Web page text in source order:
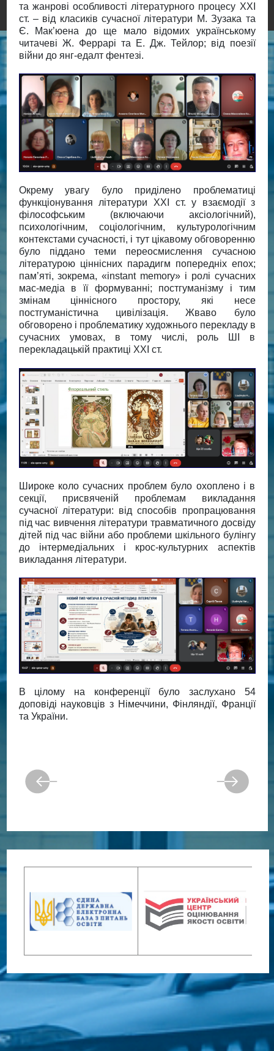
та жанрові особливості літературного процесу ХХІ
ст. – від класиків сучасної літератури М. Зузака та
Є. Мак’юена до ще мало відомих українському
читачеві Ж. Феррарі та Е. Дж. Тейлор; від поезії
війни до янг-едалт фентезі.
Окрему увагу було приділено проблематиці
функціонування літератури ХХІ ст. у взаємодії з
філософським (включаючи аксіологічний),
психологічним, соціологічним, культурологічним
контекстами сучасності, і тут цікавому обговоренню
було піддано теми переосмислення сучасною
літературою ціннісних парадигм попередніх епох;
пам’яті, зокрема, «instant memory» і ролі сучасних
мас-медіа в її формуванні; постгуманізму і тим
змінам ціннісного простору, які несе
постгуманістична цивілізація. Жваво було
обговорено і проблематику художнього перекладу в
сучасних умовах, в тому числі, роль ШІ в
перекладацькій практиці ХХІ ст.
Широке коло сучасних проблем було охоплено і в
секції, присвяченій проблемам викладання
сучасної літератури: від способів пропрацювання
під час вивчення літератури травматичного досвіду
дітей під час війни або проблеми шкільного булінгу
до інтермедіальних і крос-культурних аспектів
викладання літератури.
В цілому на конференції було заслухано 54
доповіді науковців з Німеччини, Фінляндії, Франції
та України.